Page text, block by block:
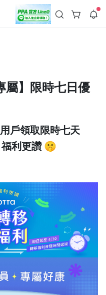
級｜期間快閃活動
偷偷在冷氣房升級 📈⭐️ 【冷氣房
現折 NT$300◾活動期間：
酷暑季好康 \ 再加碼 /→ 點數回饋
消費即享回饋 1% 點數✅ 滿
官方帳號 Line@ 專屬活動，加
屬】限時七日優
戶領取限時七天
利更讚 🤫
PPA 提供 YOTTA 舊生回
4/30 止，轉移福利隨時
嚴選課程限時優惠。
年 3/31 前完成轉移最
時間遞減）；購課滿 3,000
天免費試看。
播放清單